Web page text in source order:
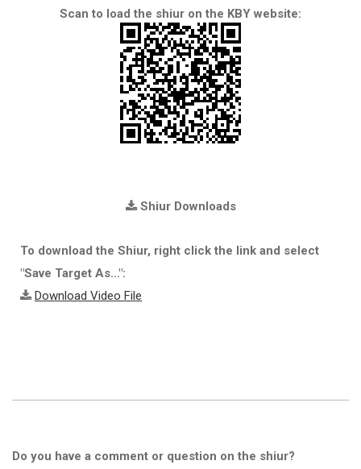
Scan to load the shiur on the KBY website:
Shiur Downloads
To download the Shiur, right click the link and select
"Save Target As...":
Download Video File
Do you have a comment or question on the shiur?